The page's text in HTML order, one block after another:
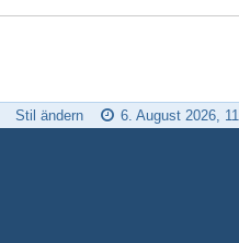
6. August 2026,
Stil ändern